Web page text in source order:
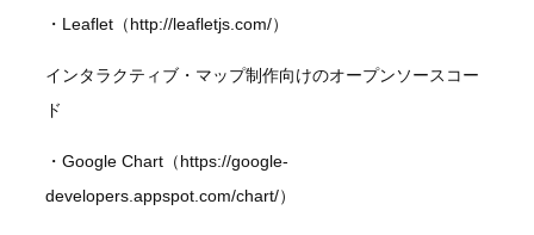
・Leaflet（http://leafletjs.com/）
インタラクティブ・マップ制作向けのオープンソースコー
ド
・Google Chart（https://google-
developers.appspot.com/chart/）